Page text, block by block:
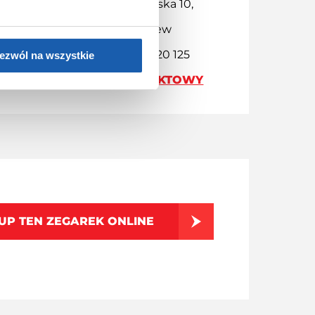
na wszystkie
Adres: ul. Chodakowska 10,
96-500 Sochaczew
Kontakt: +48 46 86 20 125
FORMULARZ KONTAKTOWY
TEN ZEGAREK ONLINE